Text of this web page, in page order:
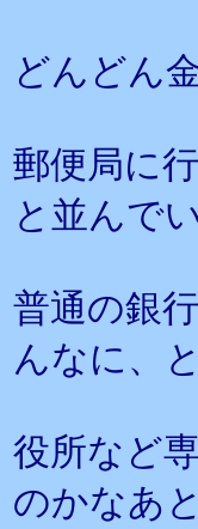
どんどん
郵便局に
と並んでい
普通の銀
んなに、
役所など
のかなあ